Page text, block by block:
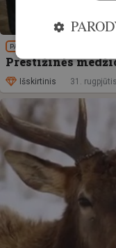
PATIRTIS
Prestižinės
Išskirtinis 31.